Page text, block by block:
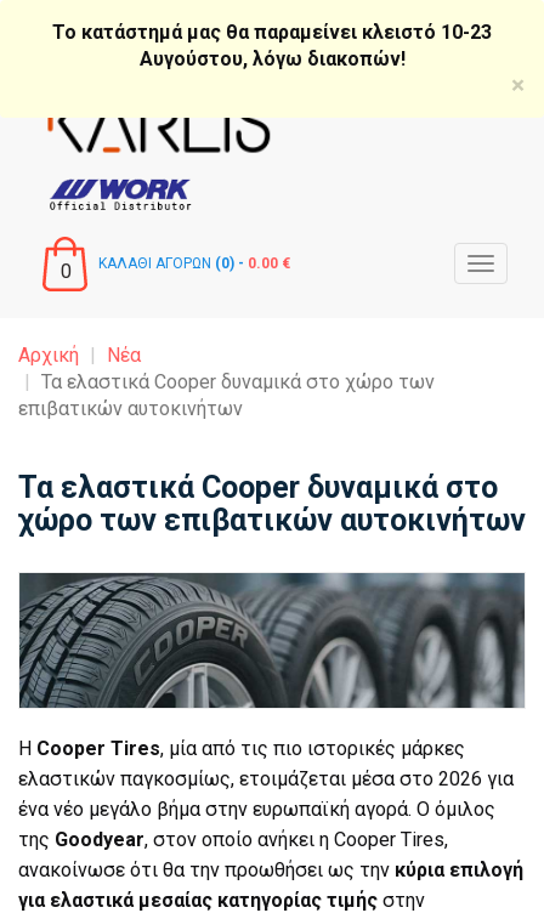
περιεχόμενο
Το κατάστημά μας θα παραμείνει κλειστό 10-23
Αυγούστου, λόγω διακοπών!
×
0 ΚΑΛΑΘΙ ΑΓΟΡΩΝ (0) - 0.00 €
Toggle
Αρχική
Νέα
Τα ελαστικά Cooper δυναμικά στο χώρο των
επιβατικών αυτοκινήτων
Τα ελαστικά Cooper δυναμικά στο
χώρο των επιβατικών αυτοκινήτων
Η Cooper Tires, μία από τις πιο ιστορικές μάρκες
ελαστικών παγκοσμίως, ετοιμάζεται μέσα στο 2026 για
ένα νέο μεγάλο βήμα στην ευρωπαϊκή αγορά. Ο όμιλος
της Goodyear, στον οποίο ανήκει η Cooper Tires,
ανακοίνωσε ότι θα την προωθήσει ως την κύρια επιλογή
για ελαστικά μεσαίας κατηγορίας τιμής στην